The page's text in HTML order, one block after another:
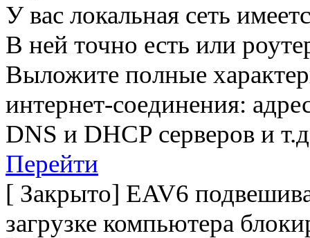
У вас локальная сеть
В ней точно есть или
Выложите полные
интернет-соединения:
DNS и DHCP серверов и
Перейти
[ Закрыто] EAV6
загрузке компьютера